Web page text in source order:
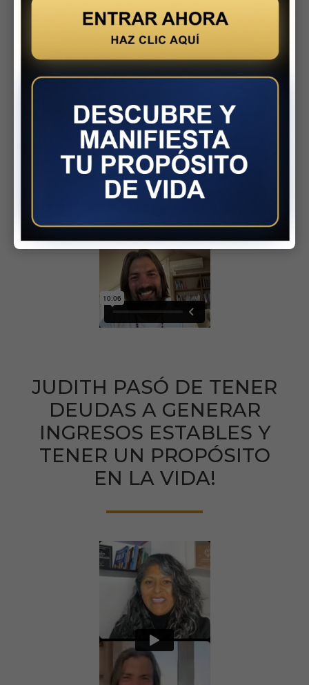
PROPÓSITO, ESTÁ FELIZ
Y GANANDO MUCHO
DINERO!
JUDITH PASÓ DE TENER
DEUDAS A GENERAR
INGRESOS ESTABLES Y
TENER UN PROPÓSITO
EN LA VIDA!